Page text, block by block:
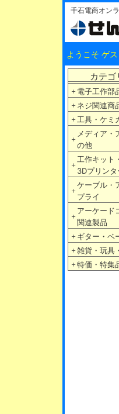
千石電商オン
ようこそ ゲ
カテゴ
＋ 電子工作部
＋ ネジ関連商
＋ 工具・ケミ
＋
メディア・
の他
＋
工作キット
3Dプリンタ
＋
ケーブル・
プライ
＋
アーケード
関連製品
＋ ギター・ベ
＋ 雑貨・玩具
＋ 特価・特集